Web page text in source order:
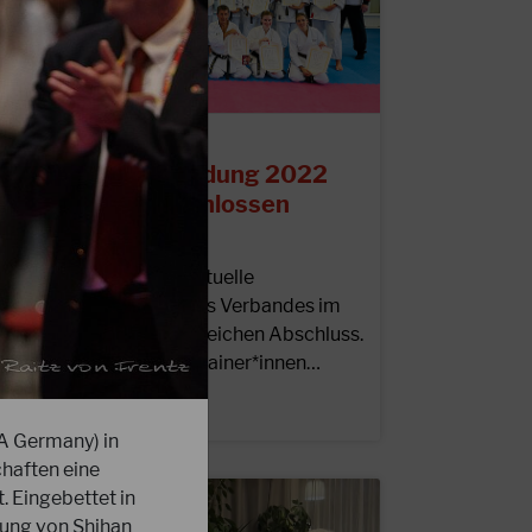
Trainerausbildung 2022
abgeschlossen
1.10.2022 fand die aktuelle
unseres Verbandes im
Bottrop ihren erfolgreichen Abschluss.
konnten 25 neue Trainer*innen…
Germany) in
eine
Eingebettet in
von Shihan